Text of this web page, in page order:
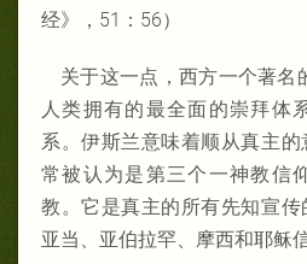
经》，51：56）
关于这一点，西方一个著名
人类拥有的最全面的崇拜体
系。伊斯兰意味着顺从真主
常被认为是第三个一神教信
教。它是真主的所有先知宣
亚当、亚伯拉罕、摩西和耶稣